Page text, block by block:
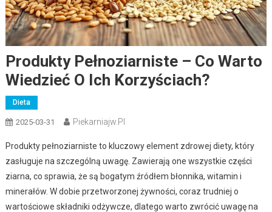
Produkty Pełnoziarniste – Co Warto
Wiedzieć O Ich Korzyściach?
Dieta
2025-03-31 Piekarniajw.pl
Produkty pełnoziarniste to kluczowy element zdrowej diety, który
zasługuje na szczególną uwagę. Zawierają one wszystkie części
ziarna, co sprawia, że są bogatym źródłem błonnika, witamin i
minerałów. W dobie przetworzonej żywności, coraz trudniej o
wartościowe składniki odżywcze, dlatego warto zwrócić uwagę na